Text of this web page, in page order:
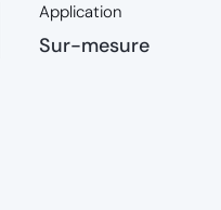
Application
Sur-mesure